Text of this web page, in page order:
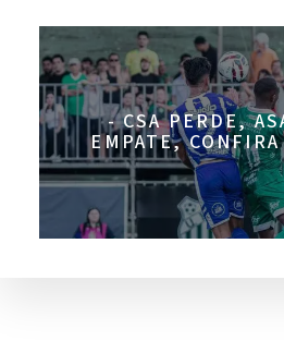
- CSA PERDE,
EMPATE,